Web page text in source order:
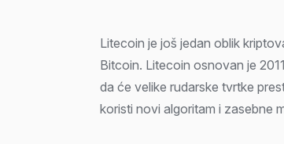
Litecoin je još jedan oblik
Bitcoin. Litecoin osnovan je
da će velike rudarske tvrtke
koristi novi algoritam i zasebne